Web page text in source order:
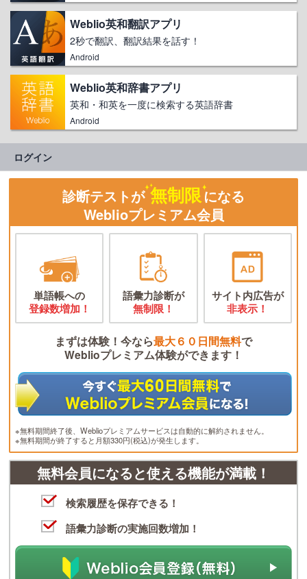
Weblio英和翻訳アプリ
2秒で翻訳、翻訳結果を話す！
Android
Weblio英和辞書アプリ
英和・和英を一度に検索する英語辞書
Android
ログイン
診断テストが 無制限になる
Weblioプレミアム会員
単語帳への
登録数増加！
語彙力診断が
無制限！
サイト内広告が
非表示！
まずは体験！今なら最大６０日間無料で
Weblioプレミアム体験ができます！
※無料期間終了後、Weblioプレミアムサービスは自動的に解約されません。
※無料期間が終了すると月額330円(税込)が発生します。
無料会員になると使える機能が満載！
検索履歴を保存できる！
語彙力診断の実施回数増加！